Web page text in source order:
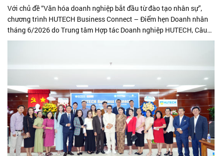
Với chủ đề “Văn hóa doanh nghiệp bắt đầu từ đào tạo nhân sự”,
chương trình HUTECH Business Connect – Điểm hẹn Doanh nhân
tháng 6/2026 do Trung tâm Hợp tác Doanh nghiệp HUTECH, Câu
lạc bộ Doanh nhân HUTECH phối hợp cùng Hội Doanh nhân Sài